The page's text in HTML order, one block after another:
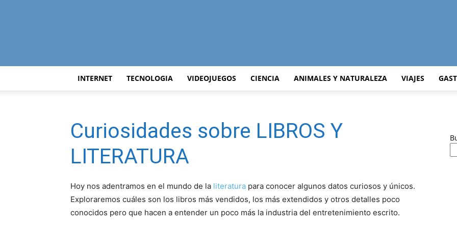
Curiosidades
del
INTERNET TECNOLOGIA VIDEOJUEGOS CIENCIA ANIMALES Y NATURALEZA VIAJES
Curiosidades sobre LIBROS Y
LITERATURA
Hoy nos adentramos en el mundo de la literatura para conocer algunos datos curiosos y únicos.
Exploraremos cuáles son los libros más vendidos, los más extendidos y otros detalles poco
conocidos pero que hacen a entender un poco más la industria del entretenimiento escrito.